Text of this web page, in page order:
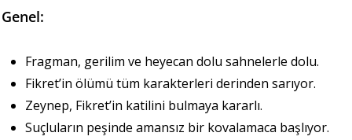
Genel:
Fragman, gerilim ve heyecan dolu sahnelerle dolu.
Fikret’in ölümü tüm karakterleri derinden sarıyor.
Zeynep, Fikret’in katilini bulmaya kararlı.
Suçluların peşinde amansız bir kovalamaca başlıyor.